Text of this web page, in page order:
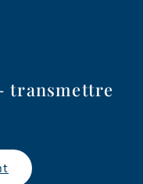
transmettre